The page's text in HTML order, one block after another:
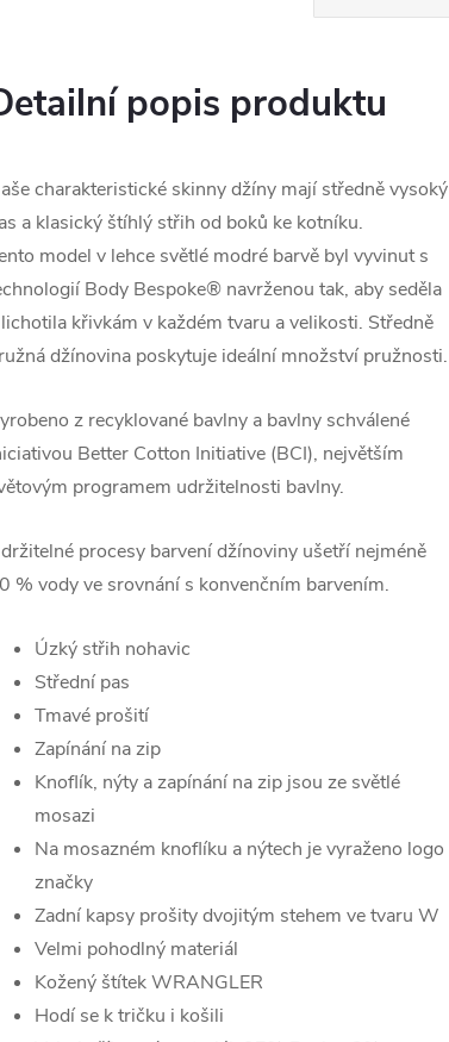
popis produktu
charakteristické skinny džíny mají středně vysoký
a klasický štíhlý střih od boků ke kotníku.
model v lehce světlé modré barvě byl vyvinut s
Body Bespoke® navrženou tak, aby seděla
křivkám v každém tvaru a velikosti. Středně
džínovina poskytuje ideální množství pružnosti.
z recyklované bavlny a bavlny schválené
Better Cotton Initiative (BCI), největším
programem udržitelnosti bavlny.
procesy barvení džínoviny ušetří nejméně
% vody ve srovnání s konvenčním barvením.
Úzký střih nohavic
Střední pas
Tmavé prošití
Zapínání na zip
Knoflík, nýty a zapínání na zip jsou ze světlé
mosazi
Na mosazném knoflíku a nýtech je vyraženo logo
značky
Zadní kapsy prošity dvojitým stehem ve tvaru W
Velmi pohodlný materiál
Kožený štítek WRANGLER
Hodí se k tričku i košili